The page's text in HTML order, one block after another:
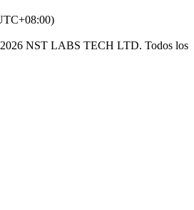
NST LABS TECH LTD. Todos los